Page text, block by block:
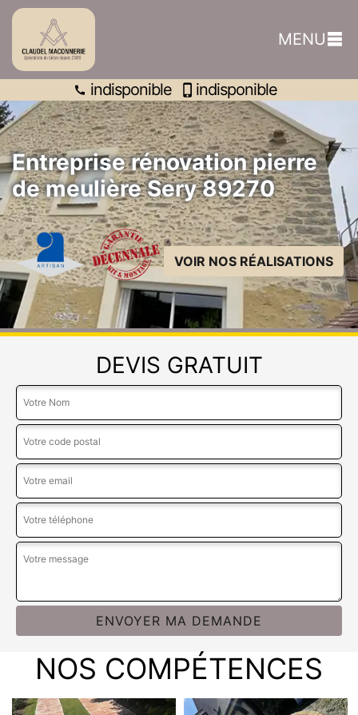
MENU
indisponible indisponible
Entreprise rénovation pierre
de meulière Sery 89270
VOIR NOS RÉALISATIONS
DEVIS GRATUIT
NOS COMPÉTENCES